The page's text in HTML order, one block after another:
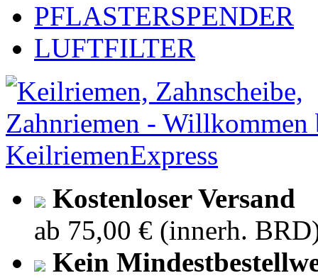
PFLASTERSPENDER
LUFTFILTER
Kostenloser Versand
ab 75,00 € (innerh.
Kein